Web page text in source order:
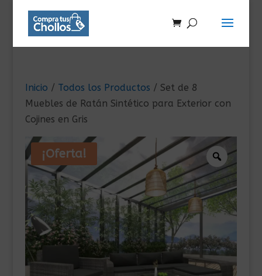
Inicio / Todos los Productos / Set de 8
Muebles de Ratán Sintético para Exterior con
Cojines en Gris
¡Oferta!